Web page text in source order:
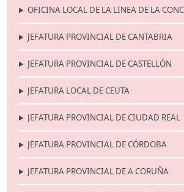
OFICINA LOCAL DE LA LINEA DE LA
JEFATURA PROVINCIAL DE CANTABRIA
JEFATURA PROVINCIAL DE CASTELLÓN
JEFATURA LOCAL DE CEUTA
JEFATURA PROVINCIAL DE CIUDAD REAL
JEFATURA PROVINCIAL DE CÓRDOBA
JEFATURA PROVINCIAL DE A CORUÑA